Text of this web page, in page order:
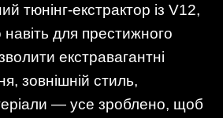
тюнінг-екстрактор із V12,
для престижного
екстравагантні
зовнішній стиль,
— усе зроблено, щоб